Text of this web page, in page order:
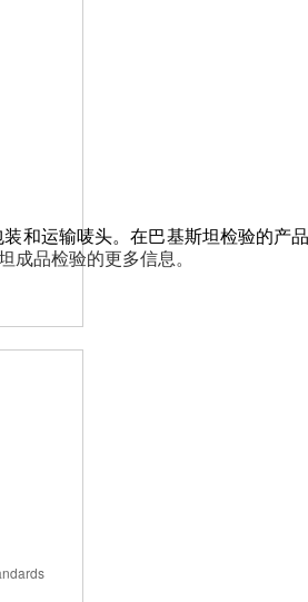
和运输唛头。在巴基斯坦检验的产
成品检验的更多信息。